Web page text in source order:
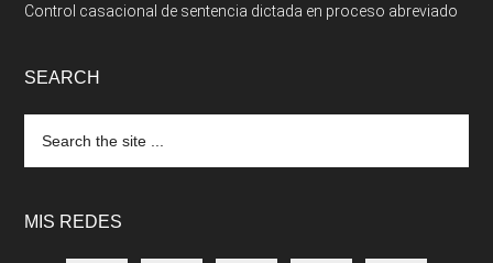
Control casacional de sentencia dictada en proceso abreviado
SEARCH
the
MIS REDES